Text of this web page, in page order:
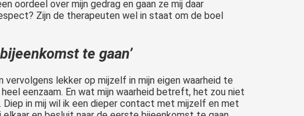
oordeel over mijn gedrag en gaan ze mij daar
Zijn de therapeuten wel in staat om de boel
te gaan’
lekker op mijzelf in mijn eigen waarheid te
eenzaam. En wat mijn waarheid betreft, het zou niet
in mij wil ik een dieper contact met mijzelf en met